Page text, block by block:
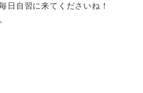
日自習に来てくださいね！